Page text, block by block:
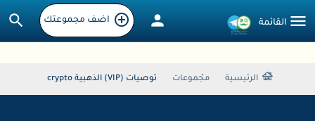
اضف مجموعتك
الرئيسية مجموعات توصيات (VIP) الذهبية crypto